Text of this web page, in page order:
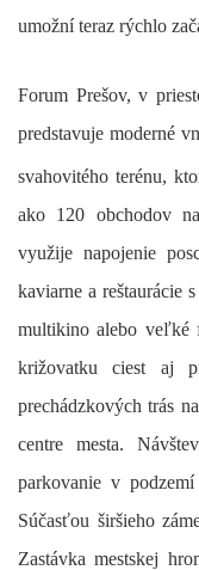
umožní teraz rýchlo
Forum Prešov, v
predstavuje moderné
svahovitého terénu,
ako 120 obchodov
využije napojenie
kaviarne a reštaurácie
multikino alebo veľké
križovatku ciest aj
prechádzkových trás
centre mesta.
parkovanie v
Súčasťou širšieho
Zastávka mestskej